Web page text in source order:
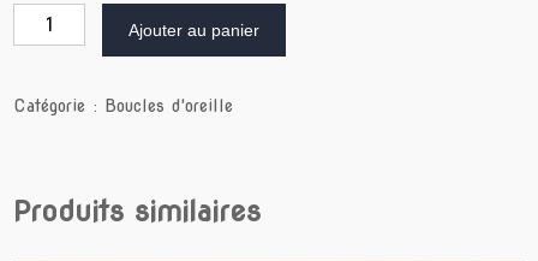
quantité
émeraude
Ajouter au panier
Catégorie : Boucles d'oreille
Produits similaires